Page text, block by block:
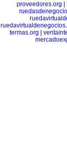
proveedores.org
termas.org